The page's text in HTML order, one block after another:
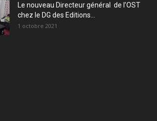
Le nouveau Directeur général de l’OST
chez le DG des Editions...
1 octobre 2021